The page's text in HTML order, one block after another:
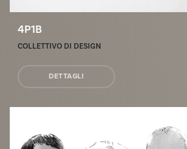
4P1B
COLLETTIVO DI DESIGN
DETTAGLI